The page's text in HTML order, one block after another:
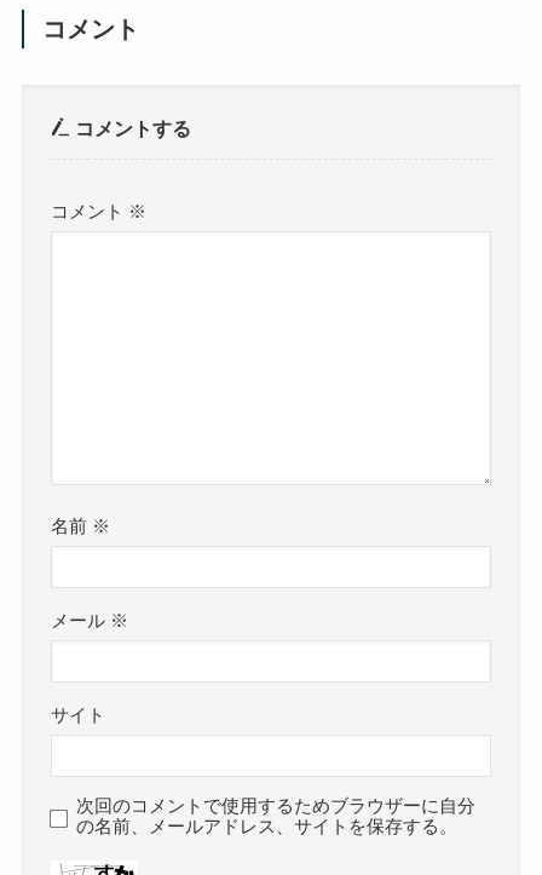
コメント
コメントする
コメント ※
名前 ※
メール ※
サイト
次回のコメントで使用するためブラウザーに自分
の名前、メールアドレス、サイトを保存する。